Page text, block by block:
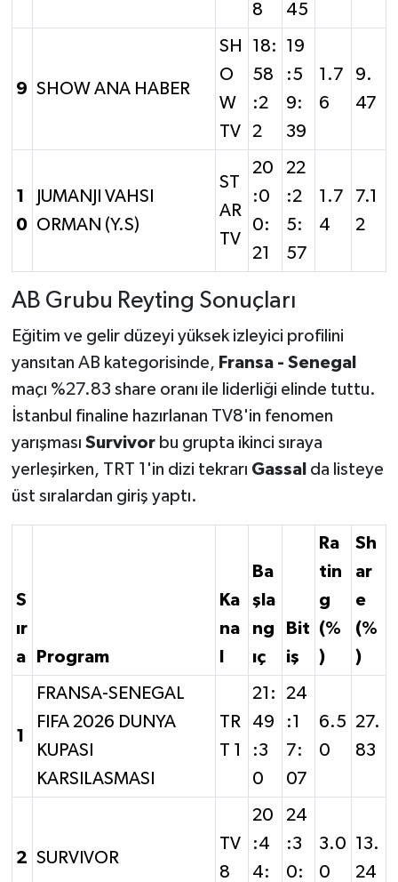
8
45
9 SHOW ANA HABER
SH
O
W
TV
18:
58
:2
2
19
:5
9:
39
1.7
6
9.
47
1
0
JUMANJI VAHSI
ORMAN (Y.S)
ST
AR
TV
20
:0
0:
21
22
:2
5:
57
1.7
4
7.1
2
AB Grubu Reyting Sonuçları
Eğitim ve gelir düzeyi yüksek izleyici profilini
yansıtan AB kategorisinde, Fransa - Senegal
maçı %27.83 share oranı ile liderliği elinde tuttu.
İstanbul finaline hazırlanan TV8'in fenomen
yarışması Survivorbu grupta ikinci sıraya
yerleşirken, TRT 1'in dizi tekrarı Gassal da listeye
üst sıralardan giriş yaptı.
S
ır
a
Program
Ka
na
Ba
şla
ng
ıç
Bit
iş
Ra
tin
g
(%
)
Sh
ar
e
(%
)
1
FRANSA-SENEGAL
FIFA 2026 DUNYA
KUPASI
KARSILASMASI
TR
T 1
21:
49
:3
0
24
:1
7:
07
6.5
0
27.
83
2 SURVIVOR
TV
8
20
:4
4:
24
:3
0:
3.0
0
13.
24